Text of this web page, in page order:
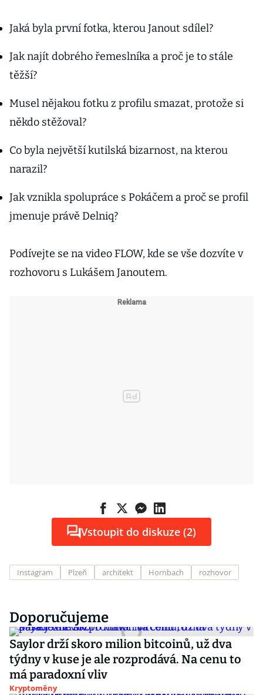
Jaká byla první fotka, kterou Janout sdílel?
Jak najít dobrého řemeslníka a proč je to stále
těžší?
Musel nějakou fotku z profilu smazat, protože si
někdo stěžoval?
Co byla největší kutilská bizarnost, na kterou
narazil?
Jak vznikla spolupráce s Pokáčem a proč se profil
jmenuje právě Delniq?
Podívejte se na video FLOW, kde se vše dozvíte v
rozhovoru s Lukášem Janoutem.
Vstoupit do diskuze (2)
Instagram Plzeň architekt Hornbach rozhovor
Doporučujeme
Saylor drží skoro milion bitcoinů, už dva
týdny v kuse je ale rozprodává. Na cenu to
má paradoxní vliv
Kryptoměny